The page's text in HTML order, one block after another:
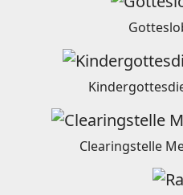
Clearingstelle